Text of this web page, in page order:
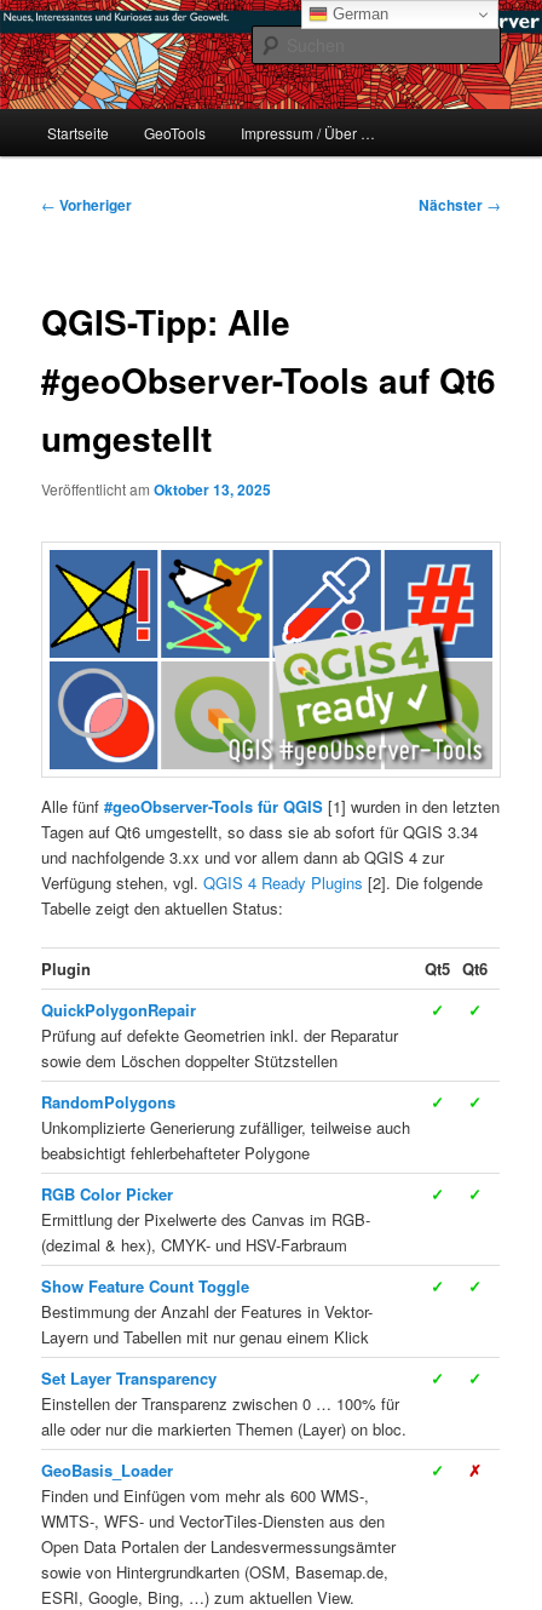
Zum
primären
Inhalt
springen#geoObserver
mikeE's GeoBlog
Startseite GeoTools Impressum / Über …
Beitragsnavigation
← Vorheriger Nächster →
QGIS-Tipp: Alle
#geoObserver-Tools auf Qt6
umgestellt
Veröffentlicht amOktober 13, 2025
Alle fünf#geoObserver-Tools für QGIS [1] wurden in den letzten
Tagen auf Qt6 umgestellt, so dass sie ab sofort für QGIS 3.34
und nachfolgende 3.xx und vor allem dann ab QGIS 4 zur
Verfügung stehen, vgl.QGIS 4 Ready Plugins [2]. Die folgende
Tabelle zeigt den aktuellen Status:
Plugin Qt5 Qt6
QuickPolygonRepair
Prüfung auf defekte Geometrien inkl. der Reparatur
sowie dem Löschen doppelter Stützstellen
✓ ✓
RandomPolygons
Unkomplizierte Generierung zufälliger, teilweise auch
beabsichtigt fehlerbehafteter Polygone
✓ ✓
RGB Color Picker
Ermittlung der Pixelwerte des Canvas im RGB-
(dezimal & hex), CMYK- und HSV-Farbraum
✓ ✓
Show Feature Count Toggle
Bestimmung der Anzahl der Features in Vektor-
Layern und Tabellen mit nur genau einem Klick
✓ ✓
Set Layer Transparency
Einstellen der Transparenz zwischen 0 … 100% für
alle oder nur die markierten Themen (Layer) on bloc.
✓ ✓
GeoBasis_Loader
Finden und Einfügen vom mehr als 600 WMS-,
WMTS-, WFS- und VectorTiles-Diensten aus den
Open Data Portalen der Landesvermessungsämter
sowie von Hintergrundkarten (OSM, Basemap.de,
ESRI, Google, Bing, …) zum aktuellen View.
✓ ✗
German